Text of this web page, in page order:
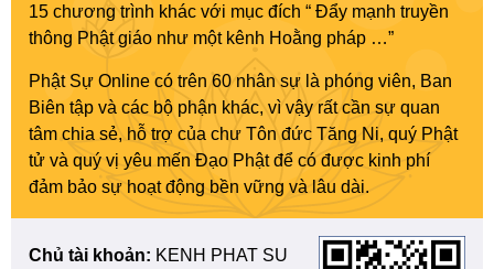
15 chương trình khác với mục đích “ Đẩy mạnh truyền
thông Phật giáo như một kênh Hoằng pháp …”
Phật Sự Online có trên 60 nhân sự là phóng viên, Ban
Biên tập và các bộ phận khác, vì vậy rất cần sự quan
tâm chia sẻ, hỗ trợ của chư Tôn đức Tăng Ni, quý Phật
tử và quý vị yêu mến Đạo Phật để có được kinh phí
đảm bảo sự hoạt động bền vững và lâu dài.
Chủ tài khoản: KENH PHAT SU